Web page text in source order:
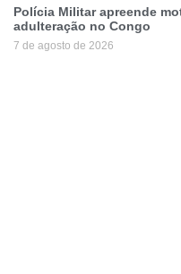
Polícia Militar apreende
adulteração no Congo
7 de agosto de 2026